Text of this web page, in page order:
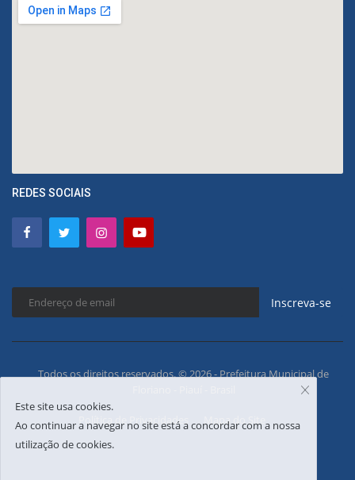
REDES SOCIAIS
Inscreva-se
Todos os direitos reservados. © 2026 - Prefeitura Municipal de
Política de Privacidades Mapa do Site
Este site usa cookies.
Ao continuar a navegar no site está a concordar com a nossa
utilização de cookies.